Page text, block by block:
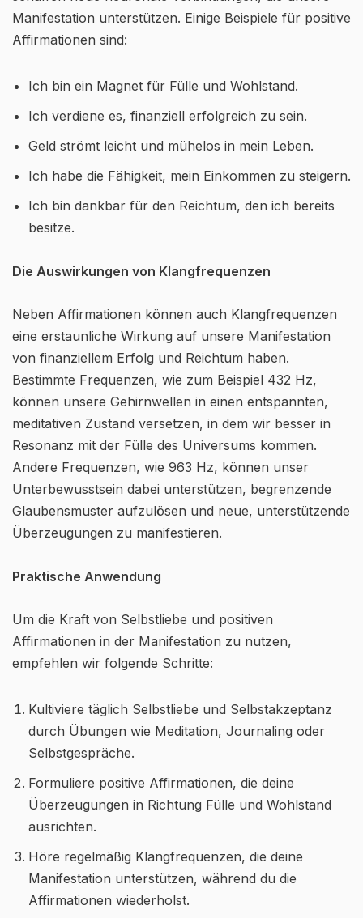
Manifestation unterstützen. Einige Beispiele für positive
Affirmationen sind:
Ich bin ein Magnet für Fülle und Wohlstand.
Ich verdiene es, finanziell erfolgreich zu sein.
Geld strömt leicht und mühelos in mein Leben.
Ich habe die Fähigkeit, mein Einkommen zu steigern.
Ich bin dankbar für den Reichtum, den ich bereits
besitze.
Die Auswirkungen von Klangfrequenzen
Neben Affirmationen können auch Klangfrequenzen
eine erstaunliche Wirkung auf unsere Manifestation
von finanziellem Erfolg und Reichtum haben.
Bestimmte Frequenzen, wie zum Beispiel 432 Hz,
können unsere Gehirnwellen in einen entspannten,
meditativen Zustand versetzen, in dem wir besser in
Resonanz mit der Fülle des Universums kommen.
Andere Frequenzen, wie 963 Hz, können unser
Unterbewusstsein dabei unterstützen, begrenzende
Glaubensmuster aufzulösen und neue, unterstützende
Überzeugungen zu manifestieren.
Praktische Anwendung
Um die Kraft von Selbstliebe und positiven
Affirmationen in der Manifestation zu nutzen,
empfehlen wir folgende Schritte:
Kultiviere täglich Selbstliebe und Selbstakzeptanz
durch Übungen wie Meditation, Journaling oder
Selbstgespräche.
Formuliere positive Affirmationen, die deine
Überzeugungen in Richtung Fülle und Wohlstand
ausrichten.
Höre regelmäßig Klangfrequenzen, die deine
Manifestation unterstützen, während du die
Affirmationen wiederholst.